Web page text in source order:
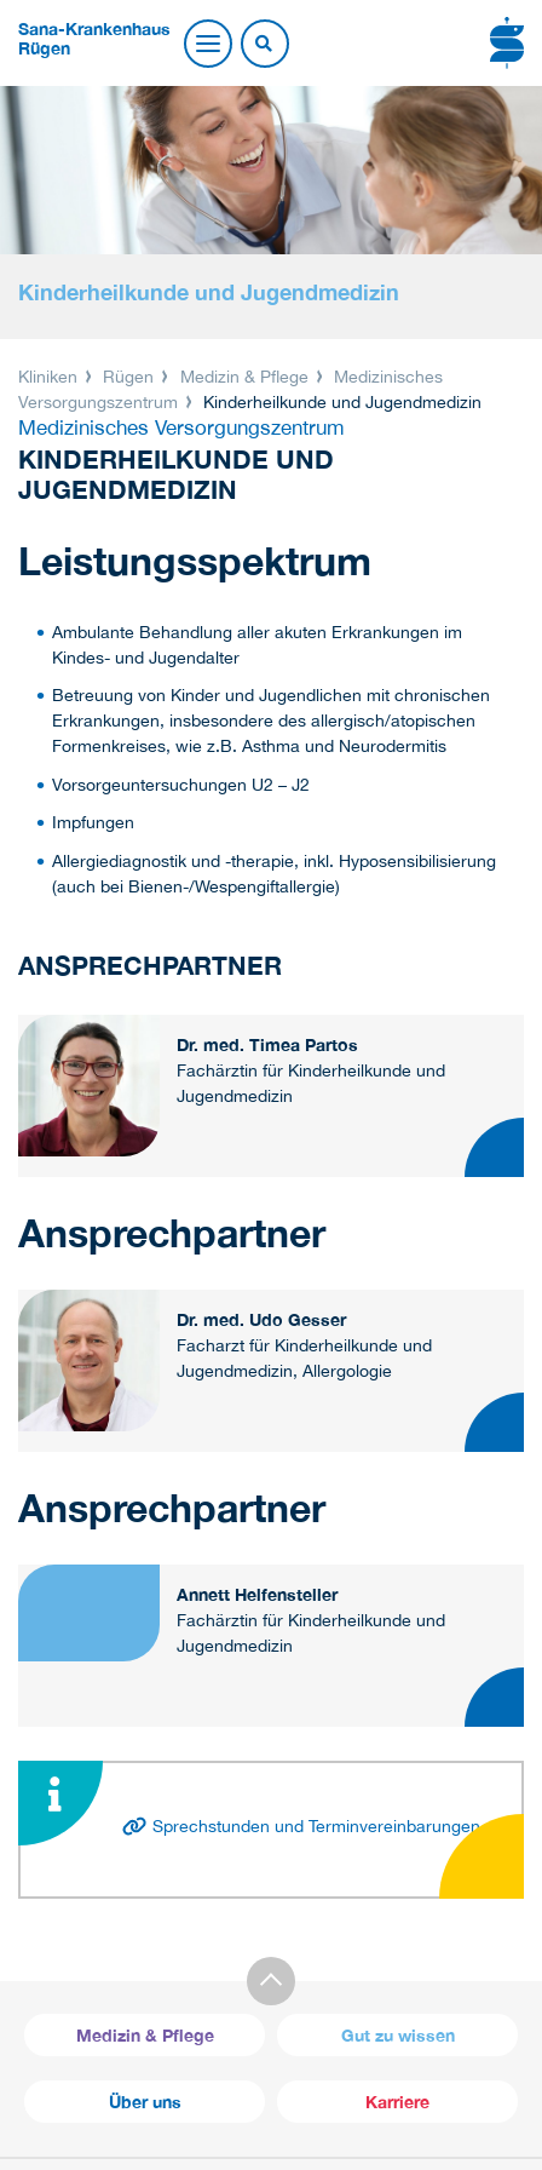
Sana-Krankenhaus
Rügen
Kinderheilkunde und Jugendmedizin
Kliniken Rügen Medizin & Pflege
Medizinisches
Versorgungszentrum
Kinderheilkunde und Jugendmedizin
Medizinisches Versorgungszentrum
KINDERHEILKUNDE UND
JUGENDMEDIZIN
Leistungsspektrum
Ambulante Behandlung aller akuten Erkrankungen im
Kindes- und Jugendalter
Betreuung von Kinder und Jugendlichen mit chronischen
Erkrankungen, insbesondere des allergisch/atopischen
Formenkreises, wie z.B. Asthma und Neurodermitis
Vorsorgeuntersuchungen U2 – J2
Impfungen
Allergiediagnostik und -therapie, inkl. Hyposensibilisierung
(auch bei Bienen-/Wespengiftallergie)
ANSPRECHPARTNER
Dr. med. Timea Partos
Fachärztin für Kinderheilkunde und
Jugendmedizin
Ansprechpartner
Dr. med. Udo Gesser
Facharzt für Kinderheilkunde und
Jugendmedizin, Allergologie
Ansprechpartner
Annett Helfensteller
Fachärztin für Kinderheilkunde und
Jugendmedizin
Sprechstunden und Terminvereinbarungen
Medizin & Pflege Gut zu wissen
Über uns Karriere